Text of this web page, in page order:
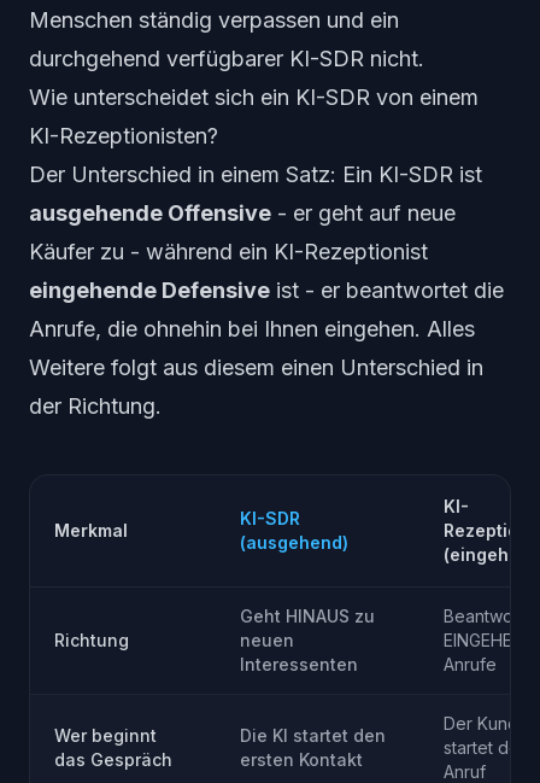
Menschen ständig verpassen und ein
durchgehend verfügbarer KI-SDR nicht.
Wie unterscheidet sich ein KI-SDR von einem
KI-Rezeptionisten?
Der Unterschied in einem Satz: Ein KI-SDR ist
ausgehende Offensive - er geht auf neue
Käufer zu - während ein KI-Rezeptionist
eingehende Defensive ist - er beantwortet die
Anrufe, die ohnehin bei Ihnen eingehen. Alles
Weitere folgt aus diesem einen Unterschied in
der Richtung.
Merkmal
KI-SDR
(ausgehend)
KI-
Richtung
Geht HINAUS zu
neuen
Interessenten
Beantwortet
Anrufe
Wer beginnt
das Gespräch
Die KI startet den
ersten Kontakt
Der Kunde
startet den
Anruf